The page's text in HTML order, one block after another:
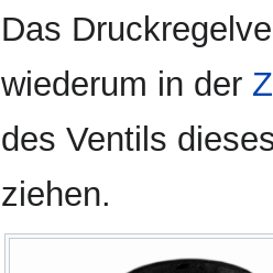
Das
wiederum in der
des Ventils
ziehen.